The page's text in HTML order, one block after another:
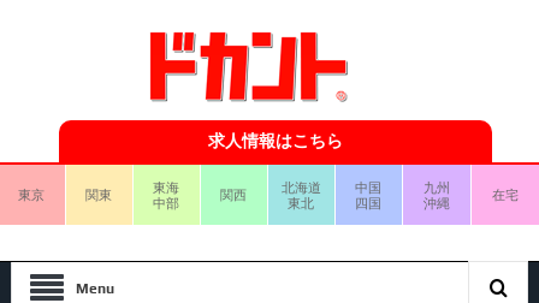
求人情報はこちら
東京 関東
東海
中部
関西
北海道
東北
中国
四国
九州
沖縄
在宅
Menu